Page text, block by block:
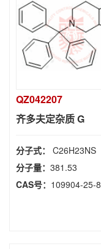
QZ042207
齐多夫定杂质 G
分子式： C26H23NS
分子量： 381.53
CAS号： 109904-25-8